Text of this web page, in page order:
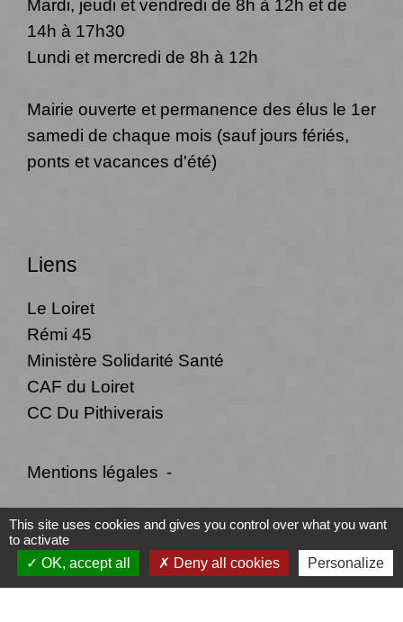
Mardi, jeudi et vendredi de 8h à 12h et de
14h à 17h30
Lundi et mercredi de 8h à 12h
Mairie ouverte et permanence des élus le 1er
samedi de chaque mois (sauf jours fériés,
ponts et vacances d'été)
Liens
Le Loiret
Rémi 45
Ministère Solidarité Santé
CAF du Loiret
CC Du Pithiverais
Mentions légales -
Politique de confidentialité - Accessibilité -
Plan du site - Gestion des cookies
This site uses cookies and gives you control over what you want
to activate
OK, accept all
Deny all cookies Personalize